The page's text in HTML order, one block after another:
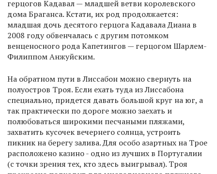
герцогов Кадавал — младшей ветви королевского
дома Браганса. Кстати, их род продолжается:
младшая дочь десятого герцога Кадавала Диана в
2008 году обвенчалась с другим потомком
венценосного рода Капетингов — герцогом Шарлем-
Филиппом Анжуйским.
На обратном пути в Лиссабон можно свернуть на
полуостров Троя. Если ехать туда из Лиссабона
специально, придется давать большой круг на юг, а
так практически по дороге можно заехать и
полюбоваться широкими песчаными пляжами,
захватить кусочек вечернего солнца, устроить
пикник на берегу залива. Для особо азартных на Трое
расположено казино - одно из лучших в Португалии
(с точки зрения тех, кто здесь выигрывал). Троя